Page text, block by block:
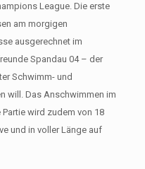
League. Die erste
am morgigen
ausgerechnet im
Spandau 04 – der
Schwimm- und
will. Das Anschwimmen im
wird zudem von 18
und in voller Länge auf